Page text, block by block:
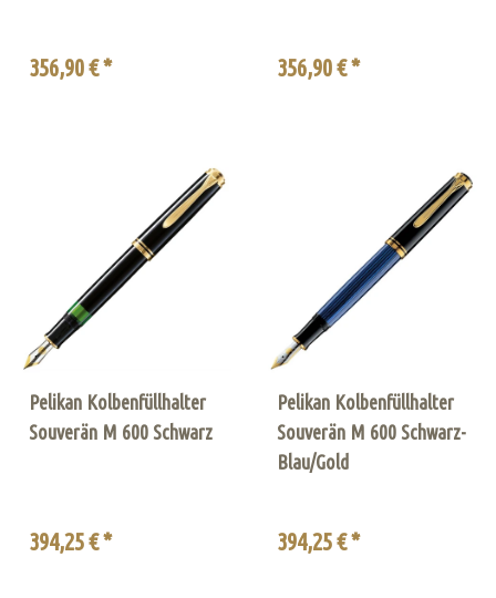
356,90 € * 356,90 € *
Pelikan Kolbenfüllhalter
Souverän M 600 Schwarz
394,25 € *
Pelikan Kolbenfüllhalter
Souverän M 600 Schwarz-
Blau/Gold
394,25 € *